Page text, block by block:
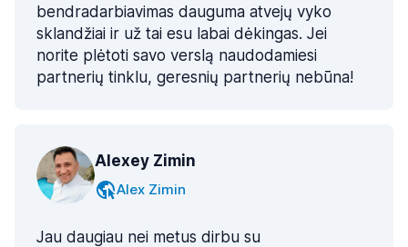
bendradarbiavimas dauguma atvejų vyko
sklandžiai ir už tai esu labai dėkingas. Jei
norite plėtoti savo verslą naudodamiesi
partnerių tinklu, geresnių partnerių nebūna!
Alexey Zimin
Alex Zimin
Jau daugiau nei metus dirbu su